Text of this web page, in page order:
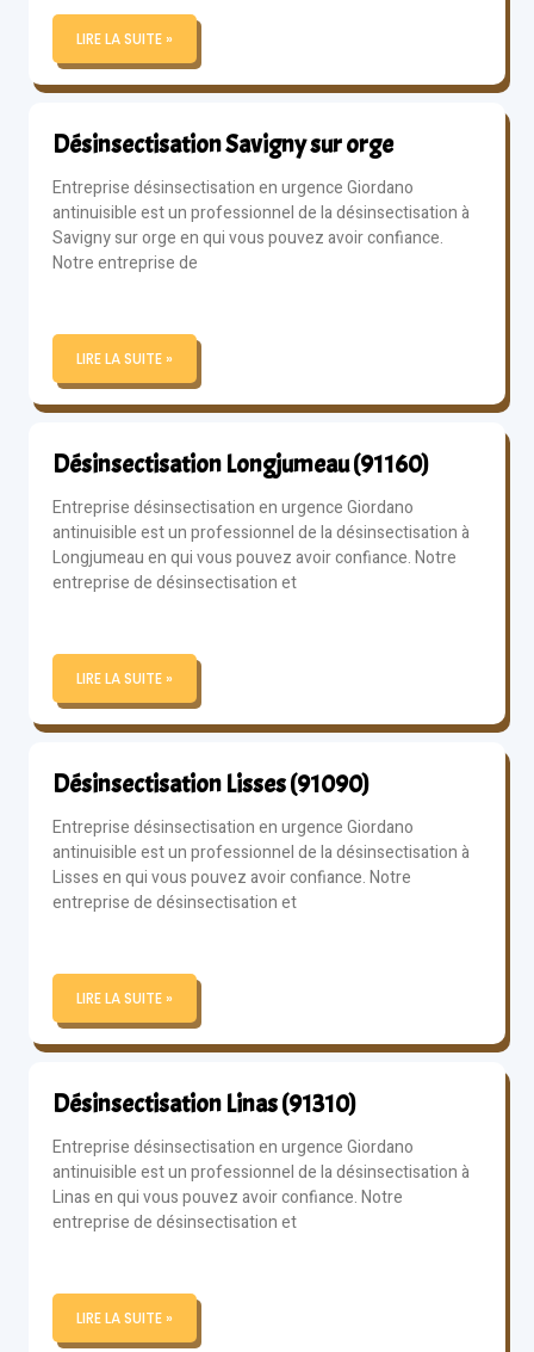
LIRE LA SUITE »
Désinsectisation Savigny sur orge
Entreprise désinsectisation en urgence Giordano
antinuisible est un professionnel de la désinsectisation à
Savigny sur orge en qui vous pouvez avoir confiance.
Notre entreprise de
LIRE LA SUITE »
Désinsectisation Longjumeau (91160)
Entreprise désinsectisation en urgence Giordano
antinuisible est un professionnel de la désinsectisation à
Longjumeau en qui vous pouvez avoir confiance. Notre
entreprise de désinsectisation et
LIRE LA SUITE »
Désinsectisation Lisses (91090)
Entreprise désinsectisation en urgence Giordano
antinuisible est un professionnel de la désinsectisation à
Lisses en qui vous pouvez avoir confiance. Notre
entreprise de désinsectisation et
LIRE LA SUITE »
Désinsectisation Linas (91310)
Entreprise désinsectisation en urgence Giordano
antinuisible est un professionnel de la désinsectisation à
Linas en qui vous pouvez avoir confiance. Notre
entreprise de désinsectisation et
LIRE LA SUITE »